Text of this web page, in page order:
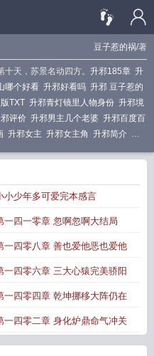
豆子惹的祸/著
天，苏景名动四方。 升邪185章 升
哪个好看 升邪好看吗 升邪 豆子惹的
TXT 升邪青灯镜里人物身份 升邪境
评价 升邪男主几个老婆 升邪百度百
升邪女主 升邪女主角 升邪简介 升
升邪苏景和谁在一起了
小少年多可爱完本感言
一四一零章 忽啊忽啊大结局
一四零八章 善也爱他恶也爱他
一四零六章 三大心猿完美骄阳
一四零四章 乾坤挪移大阵仍在
一四零二章 身化炉鼎命气冲关